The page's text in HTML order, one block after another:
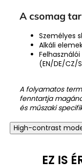
A csomag
Személyes
Alkáli
(EN/DE/CZ/
A folyamatos
fenntartja
és műszaki
High-contrast